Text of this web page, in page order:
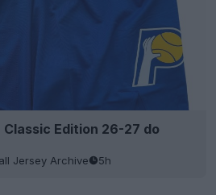
Edition 26-27 do
Jersey Archive 5h